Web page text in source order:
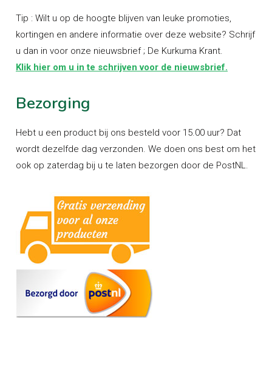
Tip : Wilt u op de hoogte blijven van leuke promoties,
kortingen en andere informatie over deze website? Schrijf
u dan in voor onze nieuwsbrief ; De Kurkuma Krant.
Klik hier om u in te schrijven voor de nieuwsbrief.
Bezorging
Hebt u een product bij ons besteld voor 15.00 uur? Dat
wordt dezelfde dag verzonden. We doen ons best om het
ook op zaterdag bij u te laten bezorgen door de PostNL.